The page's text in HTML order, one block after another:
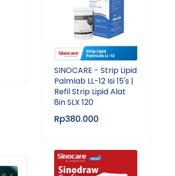
SINOCARE - Strip Lipid
Palmlab LL-12 Isi 15's |
Refil Strip Lipid Alat
8in SLX 120
Rp380.000